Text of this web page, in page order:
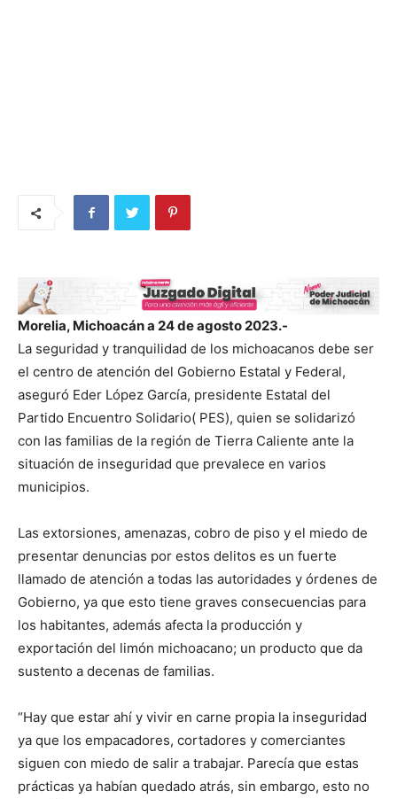
Morelia, Michoacán a 24 de agosto 2023.-
La seguridad y tranquilidad de los michoacanos debe ser
el centro de atención del Gobierno Estatal y Federal,
aseguró Eder López García, presidente Estatal del
Partido Encuentro Solidario( PES), quien se solidarizó
con las familias de la región de Tierra Caliente ante la
situación de inseguridad que prevalece en varios
municipios.
Las extorsiones, amenazas, cobro de piso y el miedo de
presentar denuncias por estos delitos es un fuerte
llamado de atención a todas las autoridades y órdenes de
Gobierno, ya que esto tiene graves consecuencias para
los habitantes, además afecta la producción y
exportación del limón michoacano; un producto que da
sustento a decenas de familias.
“Hay que estar ahí y vivir en carne propia la inseguridad
ya que los empacadores, cortadores y comerciantes
siguen con miedo de salir a trabajar. Parecía que estas
prácticas ya habían quedado atrás, sin embargo, esto no